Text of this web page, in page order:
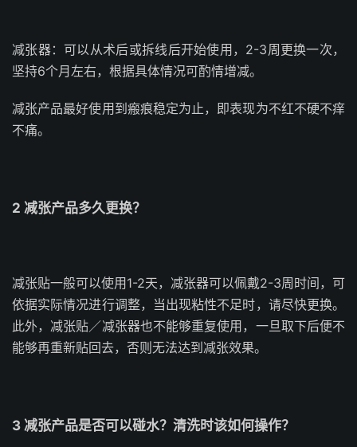
减张器：可以从术后或拆线后开始使用，2-3周更换一次，
坚持6个月左右，根据具体情况可酌情增减。
减张产品最好使用到瘢痕稳定为止，即表现为不红不硬不痒
不痛。
2 减张产品多久更换？
减张贴一般可以使用1-2天，减张器可以佩戴2-3周时间，可
依据实际情况进行调整，当出现粘性不足时，请尽快更换。
此外，减张贴／减张器也不能够重复使用，一旦取下后便不
能够再重新贴回去，否则无法达到减张效果。
3 减张产品是否可以碰水？清洗时该如何操作？